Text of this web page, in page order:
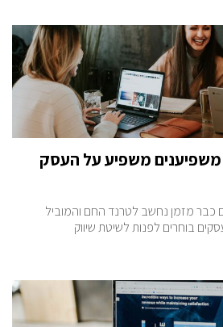
משפיענים משפיע על העסק
כבר מזמן נחשב לטרנד החם והמוביל
בוחרים לפנות לשיטת שיווק